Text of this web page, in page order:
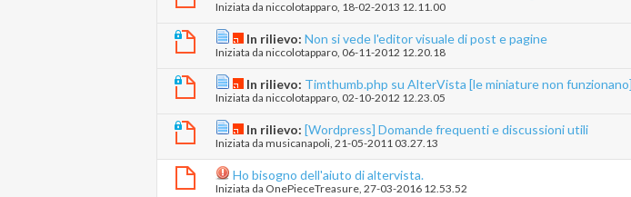
Iniziata da niccolotapparo‎, 18-02-2013 12.11.00
In rilievo: Non si vede l'editor visuale di post e pagine
Iniziata da niccolotapparo‎, 06-11-2012 12.20.18
In rilievo: Timthumb.php su AlterVista [le miniature non funzionano]
Iniziata da niccolotapparo‎, 02-10-2012 12.23.05
In rilievo: [Wordpress] Domande frequenti e discussioni utili
Iniziata da musicanapoli‎, 21-05-2011 03.27.13
Ho bisogno dell'aiuto di altervista.
Iniziata da OnePieceTreasure‎, 27-03-2016 12.53.52